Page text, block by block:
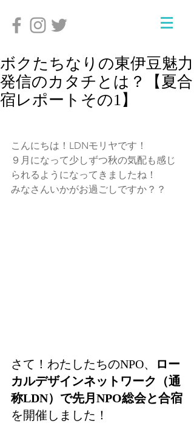
ボクたちなりの東伊豆魅力
発信のカタチとは？【夏合
宿レポートその1】
こんにちは！LDNモリヤです！
９月になって少しずつ秋の気配も感じ
られるようになってきましたね！
みなさんいかがお過ごしですか？？
さて！わたしたちのNPO、
ロー
カルデザインネットワーク（通
称LDN）で先月NPO総会と合宿
を開催しました！